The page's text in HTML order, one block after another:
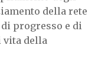
della rete
progresso e di
della